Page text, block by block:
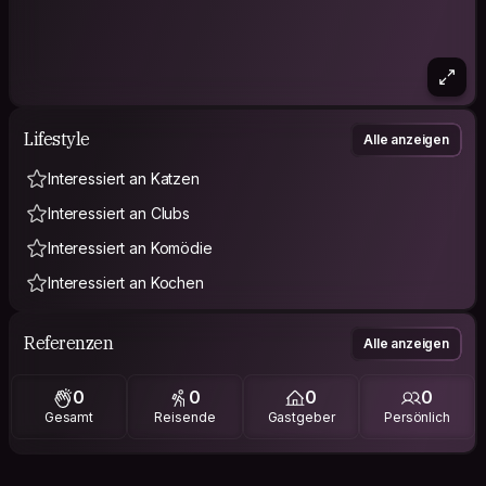
Lifestyle Alle anzeigen
Interessiert an Katzen
Interessiert an Clubs
Interessiert an Komödie
Interessiert an Kochen
Referenzen Alle anzeigen
0
Gesamt
0
Reisende
0
Gastgeber
0
Persönlich